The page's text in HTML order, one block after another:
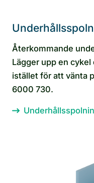
Återkommande
Lägger upp en
istället för att vänta
6000 730.